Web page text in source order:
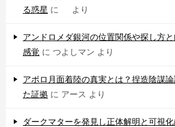
る惑星 に より
アンドロメダ銀河の位置関係や探し方
感覚 に つよしマン より
アポロ月面着陸の真実とは？捏造陰謀
た証拠 に アース より
ダークマターを発見し正体解明と可視